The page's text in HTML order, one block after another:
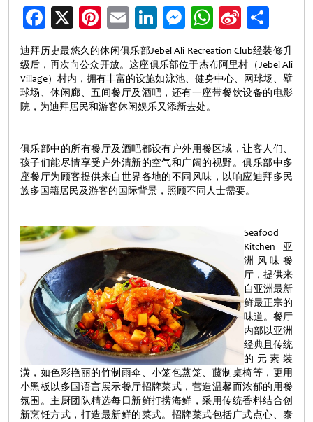
Facebook
X Pinterest
EmailLinkedIn
Messenger
WhatsApp
Sina
Weibo
享
迪拜历史最悠久的休闲俱乐部Jebel Ali Recreation Club经装修升
级后，再次向公众开放。这座俱乐部位于杰布阿里村（Jebel Ali
Village）村内，拥有丰富的设施如泳池、健身中心、网球场、壁
球场、休闲廊、五间餐厅及酒吧，还有一座带餐饮设备的电影
院，为迪拜居民和游客休闲娱乐又添新去处。
俱乐部中的所有餐厅及酒吧都设有户外用餐区域，让客人们、
孩子们能尽情享受户外清新的空气和广阔的视野。俱乐部中多
座餐厅为顾客提供来自世界各地的不同风味，以响应迪拜多民
族多国籍居民及游客的国际背景，照顾不同人士需要。
Seafood
Kitchen亚
洲风味餐
厅，提供来
自亚洲最新
鲜最正宗的
味道。餐厅
内部以亚洲
经典且传统
的元素装
潢，如色彩艳丽的竹制雨伞、小笼包蒸笼、藤制桌椅等，更用
小黑板以多国语言展示餐厅招牌菜式，营造温馨而浓郁的用餐
氛围。主厨团队精选每日新鲜打捞海鲜，采用传统香料结合创
新烹饪方式，打造最新鲜的菜式。招牌菜式包括广式点心、泰